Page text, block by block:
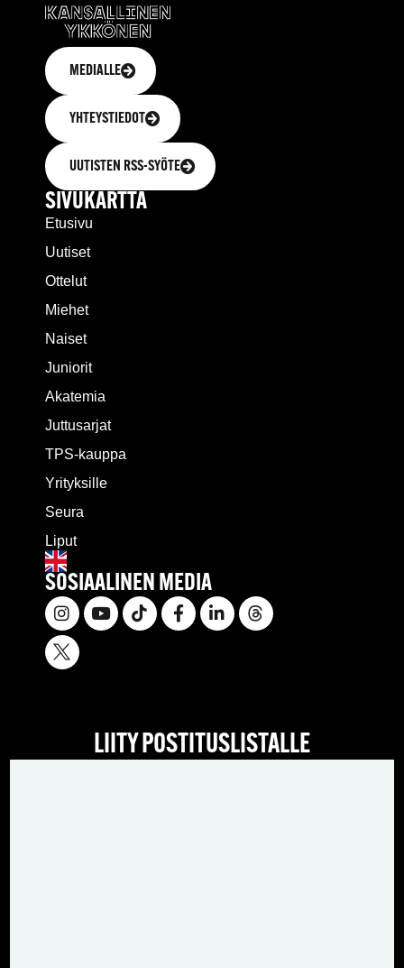
MEDIALLE
YHTEYSTIEDOT
UUTISTEN RSS-SYÖTE
SIVUKARTTA
Etusivu
Uutiset
Ottelut
Miehet
Naiset
Juniorit
Akatemia
Juttusarjat
TPS-kauppa
Yrityksille
Seura
Liput
SOSIAALINEN MEDIA
LIITY POSTITUSLISTALLE